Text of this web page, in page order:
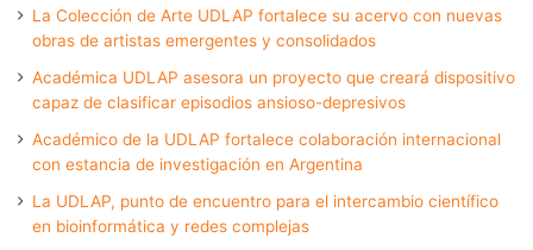
La Colección de Arte UDLAP fortalece su acervo con nuevas
obras de artistas emergentes y consolidados
Académica UDLAP asesora un proyecto que creará dispositivo
capaz de clasificar episodios ansioso-depresivos
Académico de la UDLAP fortalece colaboración internacional
con estancia de investigación en Argentina
La UDLAP, punto de encuentro para el intercambio científico
en bioinformática y redes complejas